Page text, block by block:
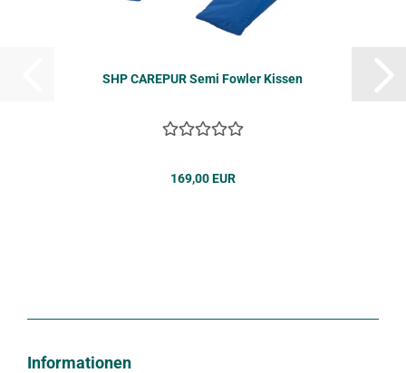
SHP CA­RE­PUR Semi Fow­ler Kis­sen
169,00 EUR
Informationen